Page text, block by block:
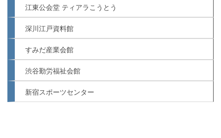
江東公会堂 ティアラこうとう
深川江戸資料館
すみだ産業会館
渋谷勤労福祉会館
新宿スポーツセンター